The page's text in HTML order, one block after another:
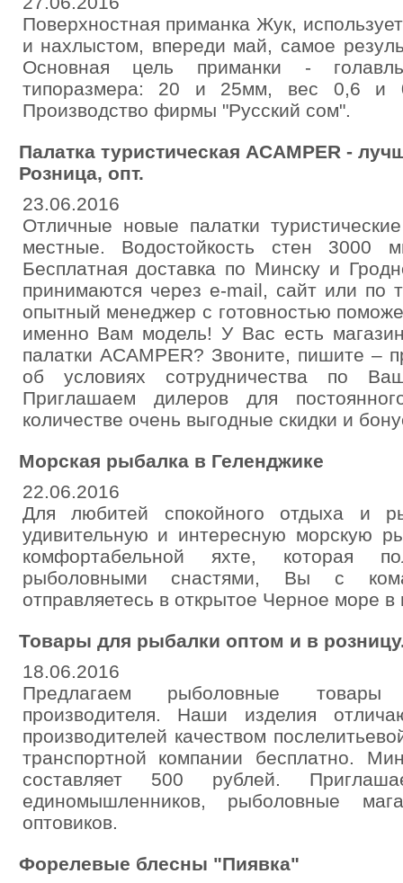
Поверхностная приманка Жук,
и нахлыстом, впереди май, самое
Основная цель приманки -
типоразмера: 20 и 25мм, вес 0,6 и
Производство фирмы "Русский сом".
Палатка туристическая ACAMPER -
Розница, опт.
23.06.2016
Отличные новые палатки
местные. Водостойкость стен 3000
Бесплатная доставка по Минску и
принимаются через e-mail, сайт или по
опытный менеджер с готовностью
именно Вам модель! У Вас есть
палатки ACAMPER? Звоните, пишите –
об условиях сотрудничества по
Приглашаем дилеров для
количестве очень выгодные скидки и
Морская рыбалка в Геленджике
22.06.2016
Для любитей спокойного отдыха и
удивительную и интересную морскую
комфортабельной яхте, которая
рыболовными снастями, Вы с
отправляетесь в открытое Черное море в
Товары для рыбалки оптом и в
18.06.2016
Предлагаем рыболовные товары
производителя. Наши изделия
производителей качеством
транспортной компании бесплатно.
составляет 500 рублей.
единомышленников, рыболовные
оптовиков.
Форелевые блесны "Пиявка"